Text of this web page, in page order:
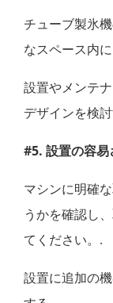
チューブ製氷
なスペース内
設置やメンテ
デザインを検
#5. 設置の容易
マシンに明確
うかを確認し
てください。.
設置に追加の